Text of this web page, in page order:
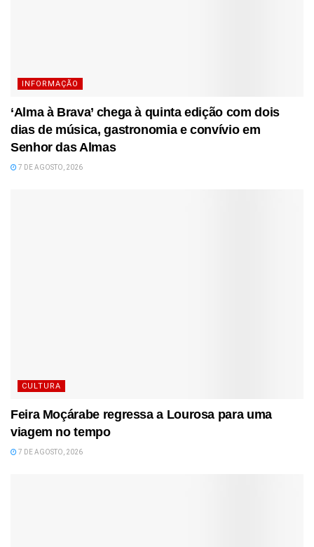
INFORMAÇÃO
‘Alma à Brava’ chega à quinta edição com dois
dias de música, gastronomia e convívio em
Senhor das Almas
7 DE AGOSTO, 2026
CULTURA
Feira Moçárabe regressa a Lourosa para uma
viagem no tempo
7 DE AGOSTO, 2026